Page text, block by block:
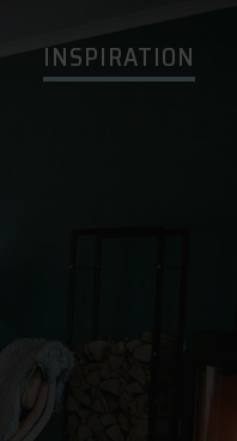
INSPIRATION